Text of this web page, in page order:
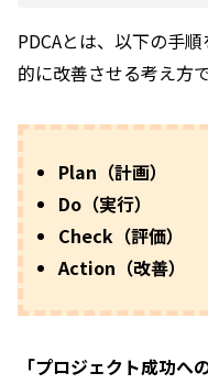
PDCAとは、以下の手
的に改善させる考え方で
Plan（計画）
Do（実行）
Check（評価）
Action（改善）
「プロジェクト成功